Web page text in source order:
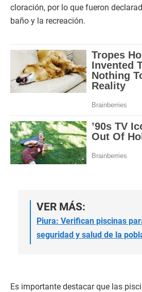
cloración, por lo que fueron
baño y la recreación.
VER MÁS:
Piura: Verifican piscinas
seguridad y salud de la
Es importante destacar que las